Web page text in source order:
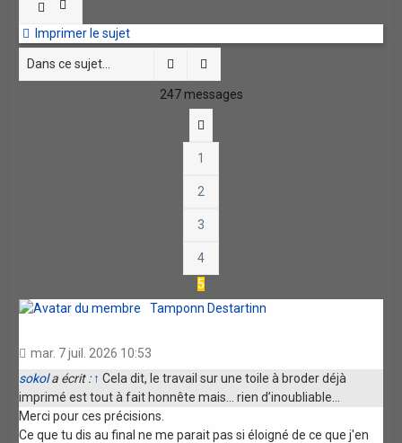
Imprimer le sujet
Rechercher
247 messages
1
2
3
4
5
Tamponn Destartinn
mar. 7 juil. 2026 10:53
sokola écrit : ↑ Cela dit, le travail sur une toile à broder déjà
imprimé est tout à fait honnête mais… rien d’inoubliable…
Merci pour ces précisions.
Ce que tu dis au final ne me parait pas si éloigné de ce que j'en